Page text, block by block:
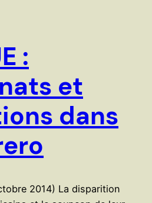
:
et
dans
2014) La disparition